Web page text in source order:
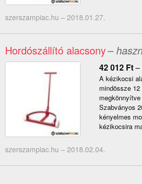
szerszampiac.hu – 2018.01.27.
Hordószállító alacsony–
42 012 Ft–
A kézikocsi
mindössze
Szabványos
kényelmes
kézikocsira
szerszampiac.hu – 2018.02.04.